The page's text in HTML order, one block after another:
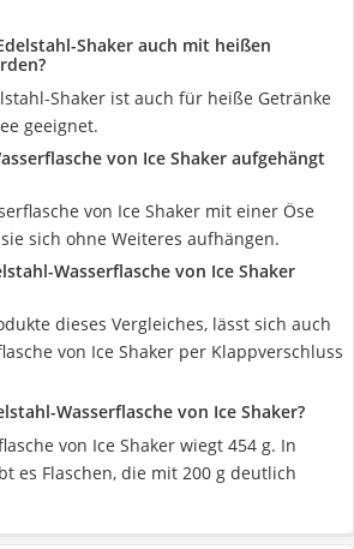
Shaker auch mit heißen
Shaker ist auch für heiße Getränke
geeignet.
von Ice Shaker aufgehängt
von Ice Shaker mit einer Öse
sich ohne Weiteres aufhängen.
Wasserflasche von Ice Shaker
dieses Vergleiches, lässt sich auch
von Ice Shaker per Klappverschluss
Wasserflasche von Ice Shaker?
von Ice Shaker wiegt 454 g. In
es Flaschen, die mit 200 g deutlich